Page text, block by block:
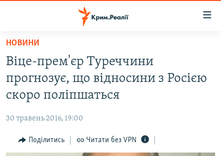
Перейти
основного
матеріалу
Перейти
до
основної
навігації
Перейти
до
ВОДА.КРИМ
ВІДЕО ТА ФОТО
БЛОГИ
ПОГЛЯД
НОВИНИ
Віце-прем'єр Туреччини
прогнозує, що відносини з Росією
скоро поліпшаться
30 травень 2016, 19:00
Поділитись Читати без VPN